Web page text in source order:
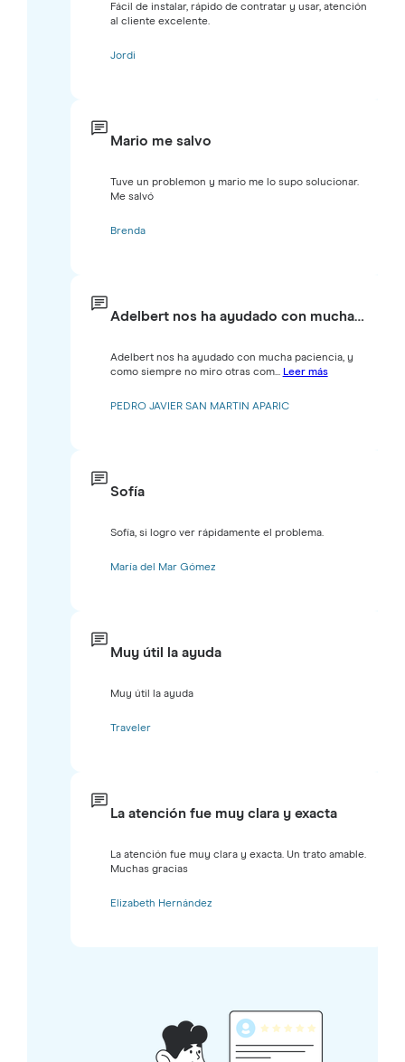
Fácil de instalar, rápido de contratar y usar, atención
al cliente excelente.
Jordi
Mario me salvo
Tuve un problemon y mario me lo supo solucionar.
Me salvó
Brenda
Adelbert nos ha ayudado con mucha…
Adelbert nos ha ayudado con mucha paciencia, y
como siempre no miro otras com... Leer más
PEDRO JAVIER SAN MARTIN APARIC
Sofía
Sofía, si logro ver rápidamente el problema.
María del Mar Gómez
Muy útil la ayuda
Muy útil la ayuda
Traveler
La atención fue muy clara y exacta
La atención fue muy clara y exacta. Un trato amable.
Muchas gracias
Elizabeth Hernández